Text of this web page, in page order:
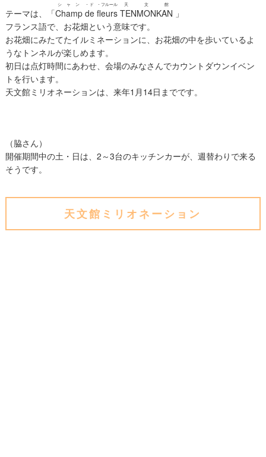
テーマは、「Champ
シャン
de
・ド
fleurs
・フルール
TENMONKAN
天文館
」
フランス語で、お花畑という意味です。
お花畑にみたてたイルミネーションに、お花畑の中を歩いているよ
うなトンネルが楽しめます。
初日は点灯時間にあわせ、会場のみなさんでカウントダウンイベン
トを行います。
天文館ミリオネーションは、来年1月14日までです。
（脇さん）
開催期間中の土・日は、2～3台のキッチンカーが、週替わりで来る
そうです。
天文館ミリオネーション